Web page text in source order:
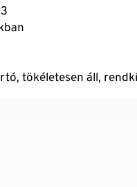
tökéletesen áll,